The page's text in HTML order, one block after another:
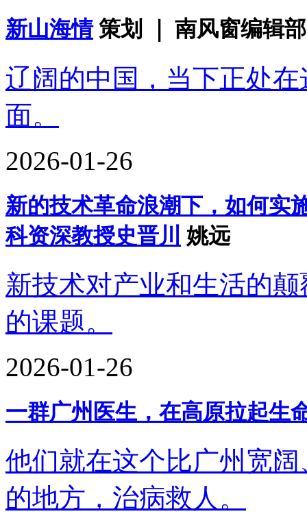
新山海情 策划 ｜ 南风窗编辑
辽阔的中国，当下正处
面。
2026-01-26
新的技术革命浪潮下，如何
科资深教授史晋川 姚远
新技术对产业和生活的
的课题。
2026-01-26
一群广州医生，在高原拉起生
他们就在这个比广州宽
的地方，治病救人。